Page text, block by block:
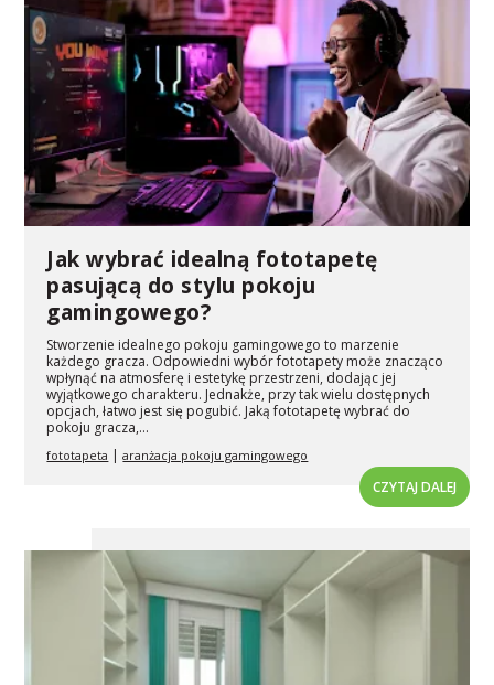
Jak wybrać idealną fototapetę
pasującą do stylu pokoju
gamingowego?
Stworzenie idealnego pokoju gamingowego to marzenie
każdego gracza. Odpowiedni wybór fototapety może znacząco
wpłynąć na atmosferę i estetykę przestrzeni, dodając jej
wyjątkowego charakteru. Jednakże, przy tak wielu dostępnych
opcjach, łatwo jest się pogubić. Jaką fototapetę wybrać do
pokoju gracza,...
fototapeta |aranżacja pokoju gamingowego
CZYTAJ DALEJ